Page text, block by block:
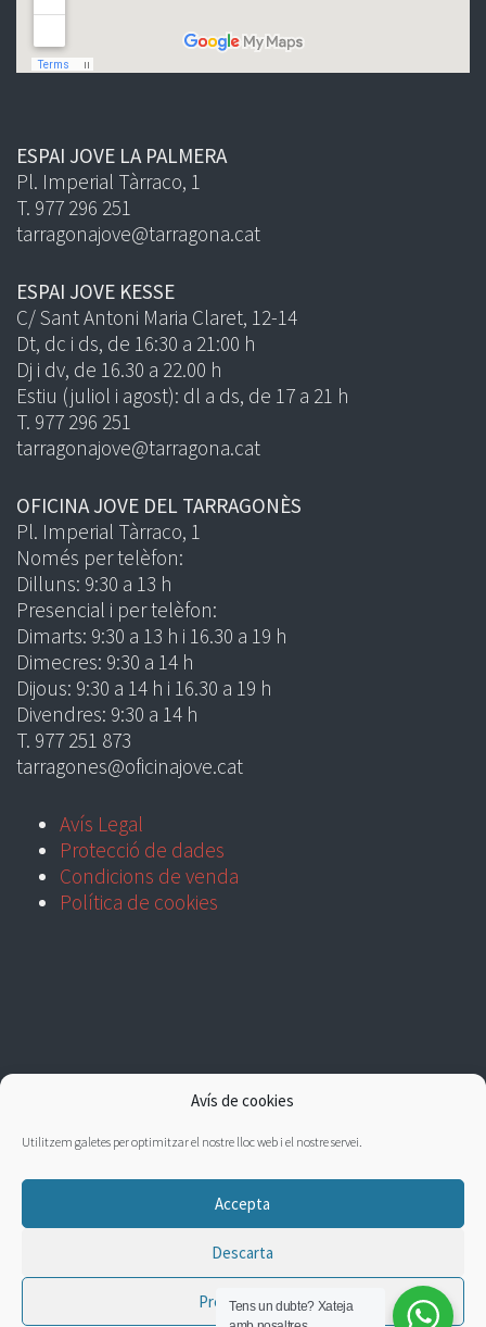
Avís de cookies
Utilitzem galetes per optimitzar el nostre lloc web i el nostre servei.
Accepta
Descarta
Preferències
ESPAI JOVE LA PALMERA
Pl. Imperial Tàrraco, 1
T. 977 296 251
tarragonajove@tarragona.cat
ESPAI JOVE KESSE
C/ Sant Antoni Maria Claret, 12-14
Dt, dc i ds, de 16:30 a 21:00 h
Dj i dv, de 16.30 a 22.00 h
Estiu (juliol i agost): dl a ds, de 17 a 21 h
T. 977 296 251
tarragonajove@tarragona.cat
OFICINA JOVE DEL TARRAGONÈS
Pl. Imperial Tàrraco, 1
Només per telèfon:
Dilluns: 9:30 a 13 h
Presencial i per telèfon:
Dimarts: 9:30 a 13 h i 16.30 a 19 h
Dimecres: 9:30 a 14 h
Dijous: 9:30 a 14 h i 16.30 a 19 h
Divendres: 9:30 a 14 h
T. 977 251 873
tarragones@oficinajove.cat
Avís Legal
Protecció de dades
Condicions de venda
Política de cookies
Tens un dubte? Xateja